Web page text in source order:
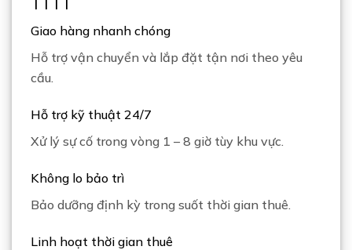
Giao hàng nhanh chóng
Hỗ trợ vận chuyển và lắp đặt tận nơi theo yêu
cầu.
Hỗ trợ kỹ thuật 24/7
Xử lý sự cố trong vòng 1 – 8 giờ tùy khu vực.
Không lo bảo trì
Bảo dưỡng định kỳ trong suốt thời gian thuê.
Linh hoạt thời gian thuê